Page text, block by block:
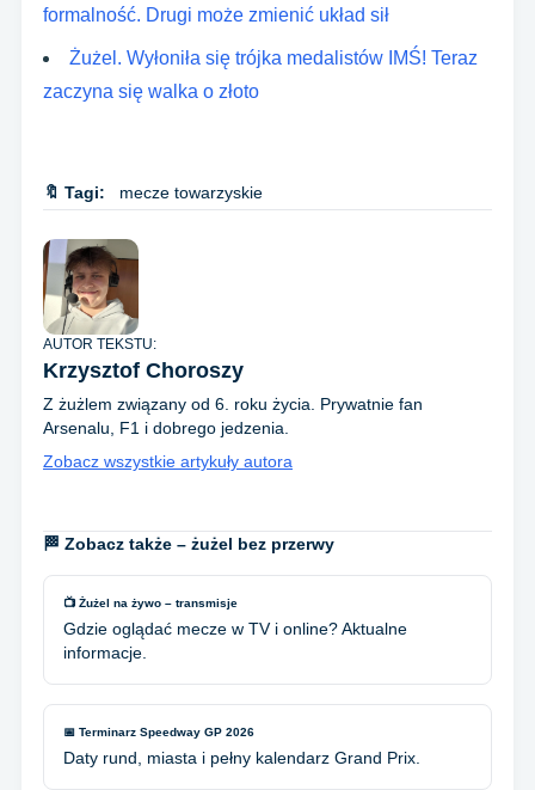
formalność. Drugi może zmienić układ sił
Żużel. Wyłoniła się trójka medalistów IMŚ! Teraz
zaczyna się walka o złoto
🔖 Tagi: mecze towarzyskie
AUTOR TEKSTU:
Krzysztof Choroszy
Z żużlem związany od 6. roku życia. Prywatnie fan
Arsenalu, F1 i dobrego jedzenia.
Zobacz wszystkie artykuły autora
🏁 Zobacz także – żużel bez przerwy
📺 Żużel na żywo – transmisje
Gdzie oglądać mecze w TV i online? Aktualne
informacje.
📅 Terminarz Speedway GP 2026
Daty rund, miasta i pełny kalendarz Grand Prix.